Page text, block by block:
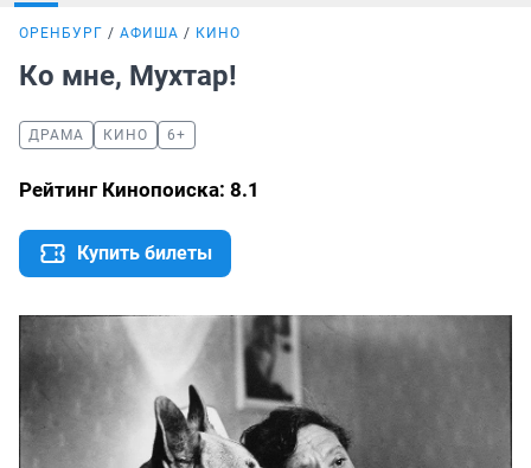
ОРЕНБУРГ АФИША КИНО
Ко мне, Мухтар!
ДРАМА КИНО 6+
Рейтинг Кинопоиска: 8.1
Купить билеты